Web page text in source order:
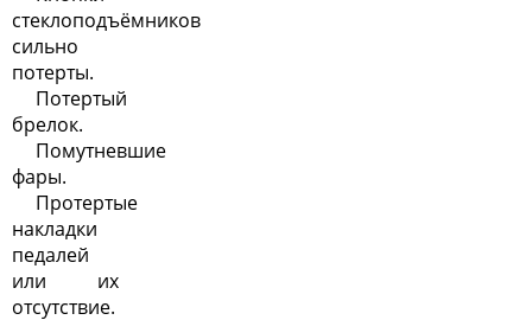
стеклоподъёмников
сильно
потерты.
Потертый
брелок.
Помутневшие
фары.
Протертые
накладки
педалей
или их
отсутствие.